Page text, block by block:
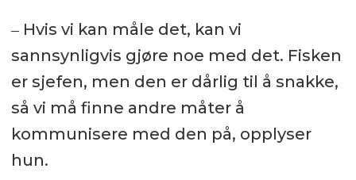
‒ Hvis vi kan måle det, kan vi
sannsynligvis gjøre noe med det. Fisken
er sjefen, men den er dårlig til å snakke,
så vi må finne andre måter å
kommunisere med den på, opplyser
hun.